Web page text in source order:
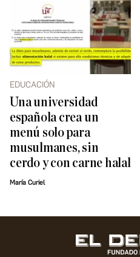
EDUCACIÓN
Una universidad
española crea un
menú solo para
musulmanes, sin
cerdo y con carne halal
María Curiel